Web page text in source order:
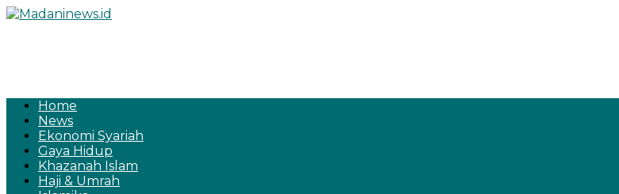
Home
News
Ekonomi Syariah
Gaya Hidup
Khazanah Islam
Haji & Umrah